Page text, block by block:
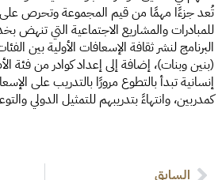
تُعد جزءًا مهمًا من قيم المجموعة وتحرص على
للمبادرات والمشاريع الاجتماعية التي تنهض
(بنين وبنات)، إضافة إلى إعداد كوادر من فئة
إنسانية تبدأ بالتطوع مرورًا بالتدريب على
كمدربين، وانتهاءً بتدريبهم للتمثيل الدولي
السابق